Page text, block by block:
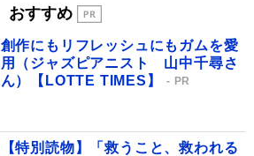
おすすめ
創作にもリフレッシュにもガムを愛
用（ジャズピアニスト 山中千尋さ
ん）【LOTTE TIMES】
PR
【特別読物】「救うこと、救われる